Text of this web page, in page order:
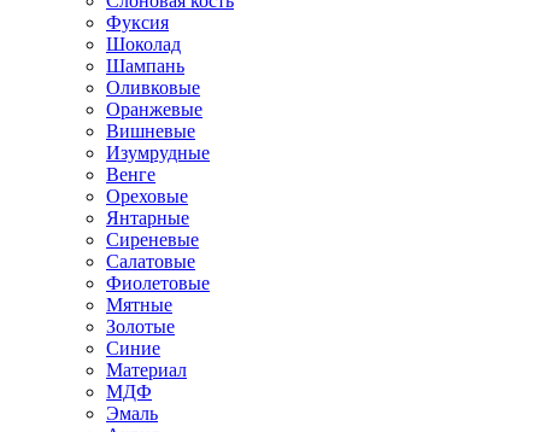
Фуксия
Шоколад
Шампань
Оливковые
Оранжевые
Вишневые
Изумрудные
Венге
Ореховые
Янтарные
Сиреневые
Салатовые
Фиолетовые
Мятные
Золотые
Синие
Материал
МДФ
Эмаль